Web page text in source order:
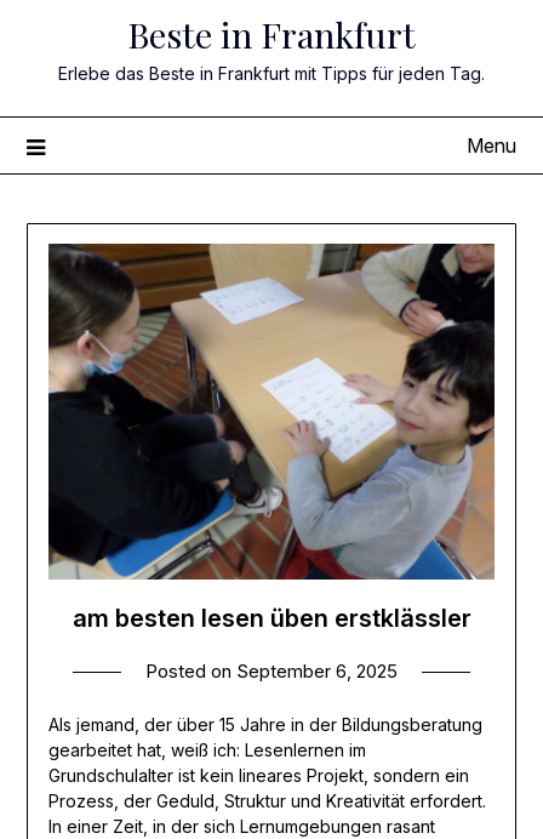
Beste in Frankfurt
Erlebe das Beste in Frankfurt mit Tipps für jeden Tag.
Menu
am besten lesen üben erstklässler
Posted on September 6, 2025
Als jemand, der über 15 Jahre in der Bildungsberatung
gearbeitet hat, weiß ich: Lesenlernen im
Grundschulalter ist kein lineares Projekt, sondern ein
Prozess, der Geduld, Struktur und Kreativität erfordert.
In einer Zeit, in der sich Lernumgebungen rasant